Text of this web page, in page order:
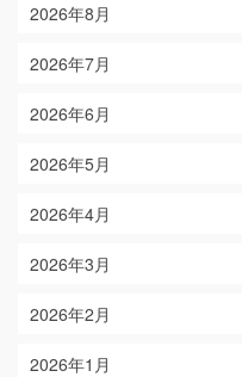
2026年8月
2026年7月
2026年6月
2026年5月
2026年4月
2026年3月
2026年2月
2026年1月